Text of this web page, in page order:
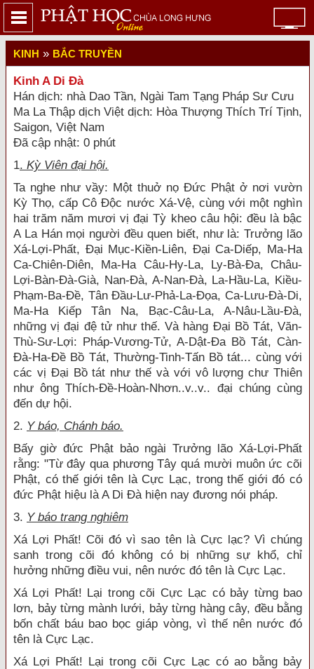
KINH » BẮC TRUYỀN
Kinh A Di Đà
Hán dịch: nhà Dao Tần, Ngài Tam Tạng Pháp Sư Cưu
Ma La Thập dịch Việt dịch: Hòa Thượng Thích Trí Tịnh,
Saigon, Việt Nam
Đã cập nhật: 0 phút
1. Kỳ Viên đại hội.
Ta nghe như vầy: Một thuở nọ Đức Phật ở nơi vườn
Kỳ Thọ, cấp Cô Độc nước Xá-Vệ, cùng với một nghìn
hai trăm năm mươi vị đại Tỳ kheo câu hội: đều là bậc
A La Hán mọi người đều quen biết, như là: Trưởng lão
Xá-Lợi-Phất, Đại Mục-Kiền-Liên, Đại Ca-Diếp, Ma-Ha
Ca-Chiên-Diên, Ma-Ha Câu-Hy-La, Ly-Bà-Đa, Châu-
Lợi-Bàn-Đà-Già, Nan-Đà, A-Nan-Đà, La-Hầu-La, Kiều-
Phạm-Ba-Đề, Tân Đầu-Lư-Phả-La-Đọa, Ca-Lưu-Đà-Di,
Ma-Ha Kiếp Tân Na, Bạc-Câu-La, A-Nâu-Lầu-Đà,
những vị đại đệ tử như thế. Và hàng Đại Bồ Tát, Văn-
Thù-Sư-Lợi: Pháp-Vương-Tử, A-Dật-Đa Bồ Tát, Càn-
Đà-Ha-Đề Bồ Tát, Thường-Tinh-Tấn Bồ tát... cùng với
các vị Đại Bồ tát như thế và với vô lượng chư Thiên
như ông Thích-Đề-Hoàn-Nhơn..v..v.. đại chúng cùng
đến dự hội.
2. Y báo, Chánh báo.
Bấy giờ đức Phật bảo ngài Trưởng lão Xá-Lợi-Phất
rằng: "Từ đây qua phương Tây quá mười muôn ức cõi
Phật, có thế giới tên là Cực Lạc, trong thế giới đó có
đức Phật hiệu là A Di Đà hiện nay đương nói pháp.
3. Y báo trang nghiêm
Xá Lợi Phất! Cõi đó vì sao tên là Cực lạc? Vì chúng
sanh trong cõi đó không có bị những sự khổ, chỉ
hưởng những điều vui, nên nước đó tên là Cực Lạc.
Xá Lợi Phất! Lại trong cõi Cực Lạc có bảy từng bao
lơn, bảy từng mành lưới, bảy từng hàng cây, đều bằng
bốn chất báu bao bọc giáp vòng, vì thế nên nước đó
tên là Cực Lạc.
Xá Lợi Phất! Lại trong cõi Cực Lạc có ao bằng bảy